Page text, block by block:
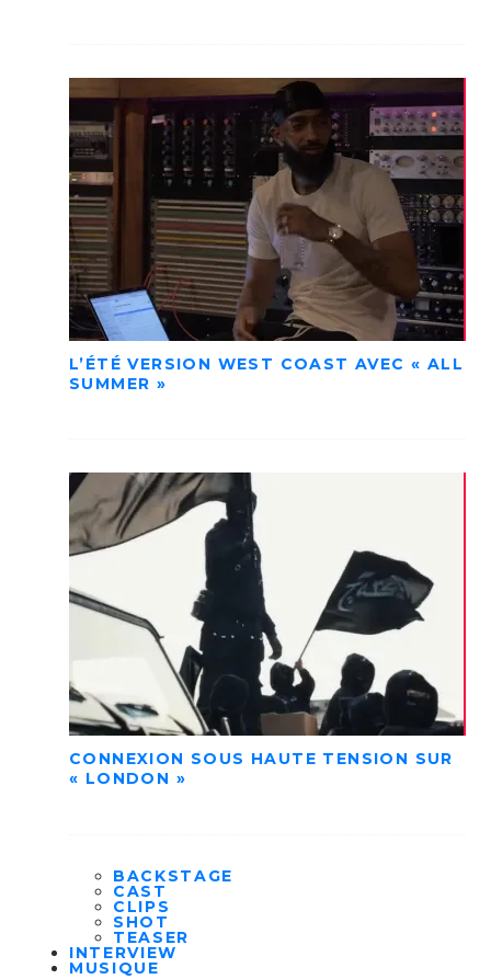
L’ÉTÉ VERSION WEST COAST AVEC « ALL
SUMMER »
CONNEXION SOUS HAUTE TENSION SUR
« LONDON »
BACKSTAGE
CAST
CLIPS
SHOT
TEASER
INTERVIEW
MUSIQUE